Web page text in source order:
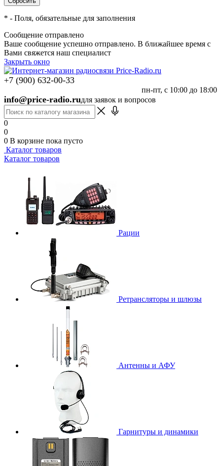
* - Поля, обязательные для заполнения
Сообщение отправлено
Ваше сообщение успешно отправлено. В ближайшее время с
Вами свяжется наш специалист
Закрыть окно
+7 (900) 632-00-33
пн-пт, с 10:00 до 18:00
info@price-radio.ruдля заявок и вопросов
0
0
0 В корзине пока пусто
Каталог товаров
Каталог товаров
Рации
Ретрансляторы и шлюзы
Антенны и АФУ
Гарнитуры и динамики